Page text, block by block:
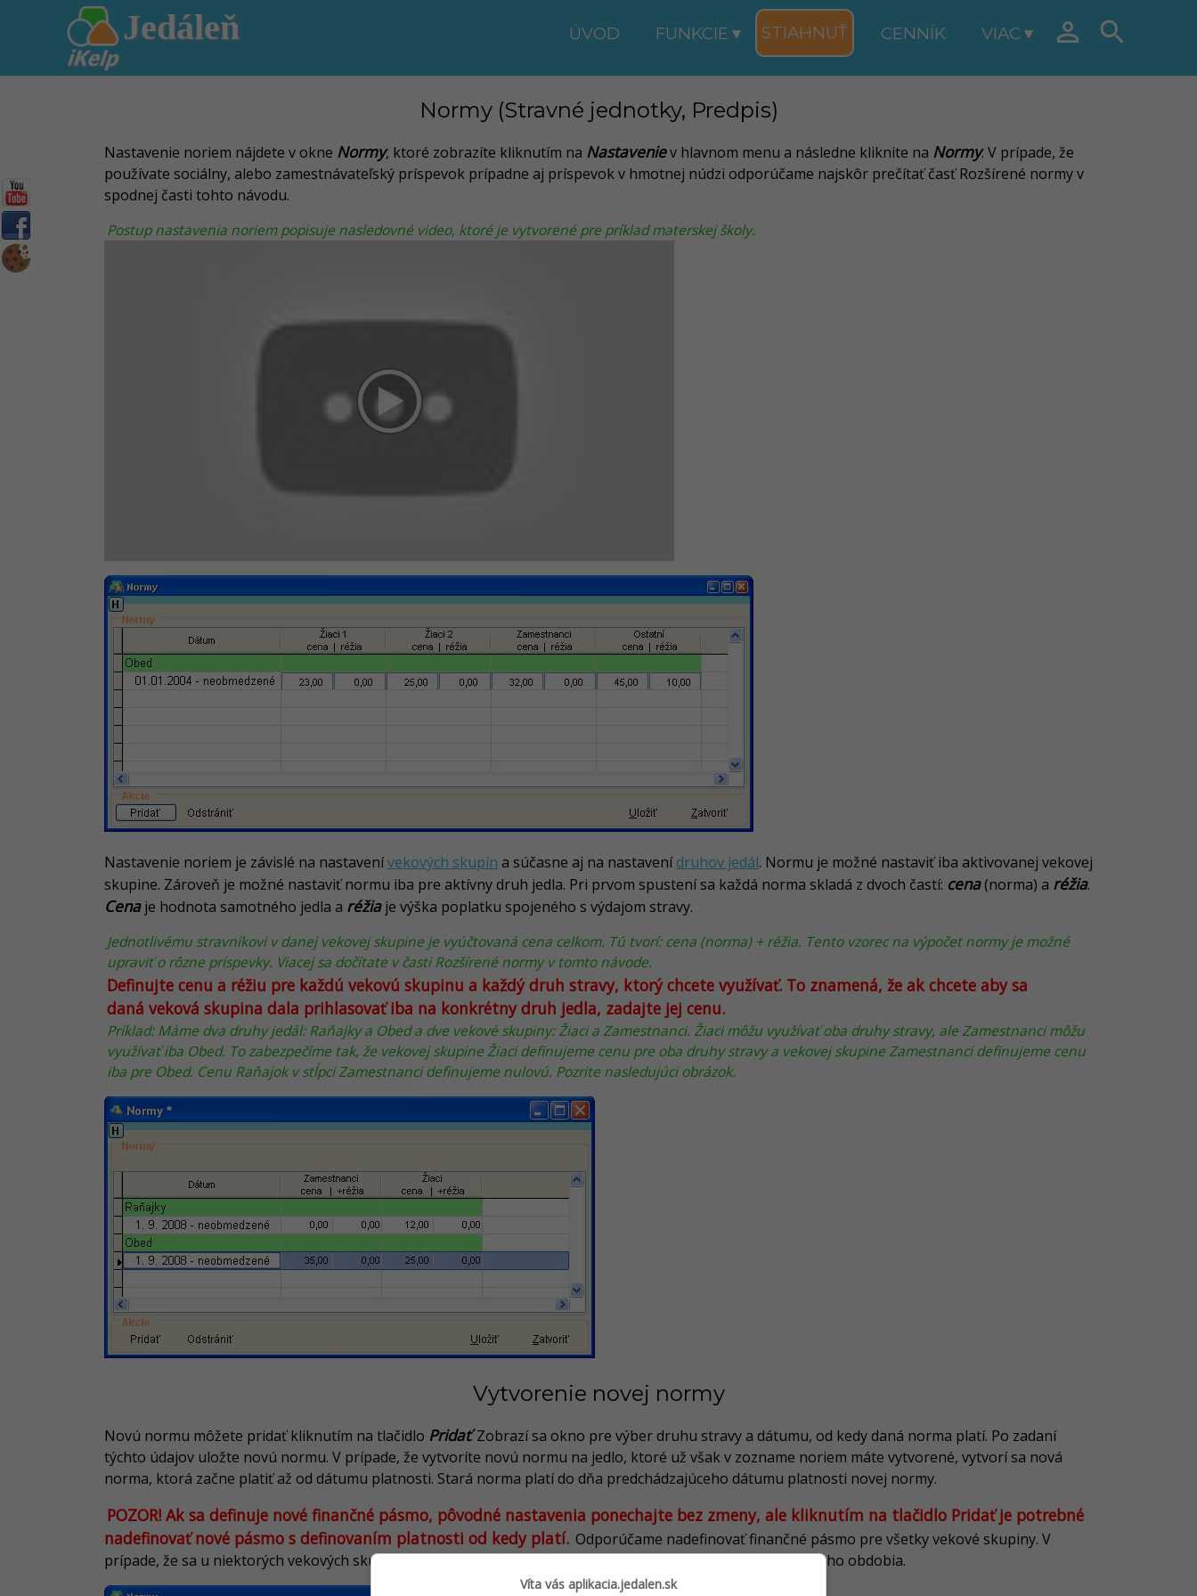
Jedáleň ÚVOD FUNKCIE STIAHNUŤ CENNÍK VIAC  
Normy (Stravné jednotky, Predpis)
Nastavenie noriem nájdete v okne Normy, ktoré zobrazíte kliknutím na Nastaveniev hlavnom menu a následne kliknite na Normy. V prípade, že
používate sociálny, alebo zamestnávateľský príspevok prípadne aj príspevok v hmotnej núdzi odporúčame najskôr prečítať časť Rozšírené normy v
spodnej časti tohto návodu.
Postup nastavenia noriem popisuje nasledovné video, ktoré je vytvorené pre príklad materskej školy.
Nastavenie noriem je závislé na nastavenívekových skupín a súčasne aj na nastavenídruhov jedál. Normu je možné nastaviť iba aktivovanej vekovej
skupine. Zároveň je možné nastaviť normu iba pre aktívny druh jedla. Pri prvom spustení sa každá norma skladá z dvoch častí: cena(norma) a réžia.
Cenaje hodnota samotného jedla a réžiaje výška poplatku spojeného s výdajom stravy.
Jednotlivému stravníkovi v danej vekovej skupine je vyúčtovaná cena celkom. Tú tvorí: cena (norma) + réžia. Tento vzorec na výpočet normy je možné
upraviť o rôzne príspevky. Viacej sa dočítate v časti Rozšírené normy v tomto návode.
Definujte cenu a réžiu pre každú vekovú skupinu a každý druh stravy, ktorý chcete využívať. To znamená, že ak chcete aby sa
daná veková skupina dala prihlasovať iba na konkrétny druh jedla, zadajte jej cenu.
Príklad: Máme dva druhy jedál: Raňajky a Obed a dve vekové skupiny: Žiaci a Zamestnanci. Žiaci môžu využívať oba druhy stravy, ale Zamestnanci môžu
využívať iba Obed. To zabezpečíme tak, že vekovej skupine Žiaci definujeme cenu pre oba druhy stravy a vekovej skupine Zamestnanci definujeme cenu
iba pre Obed. Cenu Raňajok v stĺpci Zamestnanci definujeme nulovú. Pozrite nasledujúci obrázok.
Vytvorenie novej normy
Novú normu môžete pridať kliknutím na tlačidlo Pridať. Zobrazí sa okno pre výber druhu stravy a dátumu, od kedy daná norma platí. Po zadaní
týchto údajov uložte novú normu. V prípade, že vytvoríte novú normu na jedlo, ktoré už však v zozname noriem máte vytvorené, vytvorí sa nová
norma, ktorá začne platiť až od dátumu platnosti. Stará norma platí do dňa predchádzajúceho dátumu platnosti novej normy.
POZOR! Ak sa definuje nové finančné pásmo, pôvodné nastavenia ponechajte bez zmeny, ale kliknutím na tlačidlo Pridať je potrebné
nadefinovať nové pásmo s definovaním platnosti od kedy platí. Odporúčame nadefinovať finančné pásmo pre všetky vekové skupiny. V
prípade, že sa u niektorých vekových skupín nastavenie poplatkov nemení, len opíšte cenu z predchádzajúceho obdobia.
Víta vás aplikacia.jedalen.sk